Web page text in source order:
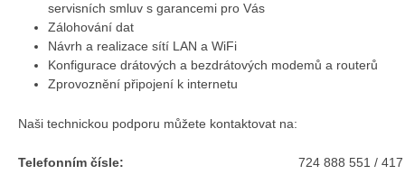
servisních smluv s garancemi pro Vás
Zálohování dat
Návrh a realizace sítí LAN a WiFi
Konfigurace drátových a bezdrátových modemů a routerů
Zprovoznění připojení k internetu
Naši technickou podporu můžete kontaktovat na:
Telefonním čísle: 724 888 551 /